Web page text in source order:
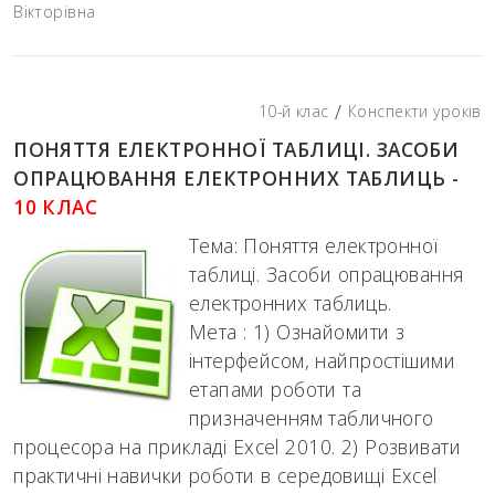
Вікторівна
10-й клас / Конспекти уроків
ПОНЯТТЯ ЕЛЕКТРОННОЇ ТАБЛИЦІ. ЗАСОБИ
ОПРАЦЮВАННЯ ЕЛЕКТРОННИХ ТАБЛИЦЬ -
10 КЛАС
Тема: Поняття електронної
таблиці. Засоби опрацювання
електронних таблиць.
Мета : 1) Ознайомити з
інтерфейсом, найпростішими
етапами роботи та
призначенням табличного
процесора на прикладі Excel 2010. 2) Розвивати
практичні навички роботи в середовищі Excel